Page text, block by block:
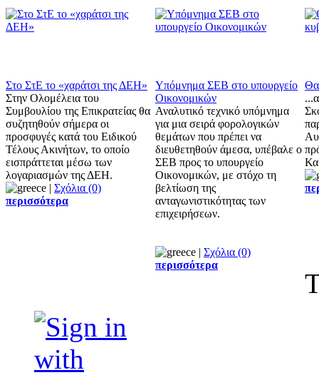
Στο ΣτΕ το «χαράτσι της ΔΕΗ»
Στην Ολομέλεια του
Συμβουλίου της Επικρατείας θα
συζητηθούν σήμερα οι
προσφυγές κατά του Ειδικού
Τέλους Ακινήτων, το οποίο
εισπράττεται μέσω των
λογαριασμών της ΔΕΗ.
| Σχόλια (0)
περισσότερα
Υπόμνημα ΣΕΒ στο υπουργείο
Οικονομικών
Αναλυτικό τεχνικό υπόμνημα
για μια σειρά φορολογικών
θεμάτων που πρέπει να
διευθετηθούν άμεσα, υπέβαλε ο
ΣΕΒ προς το υπουργείο
Οικονομικών, με στόχο τη
βελτίωση της
ανταγωνιστικότητας των
επιχειρήσεων.
| Σχόλια (0)
περισσότερα
Θα